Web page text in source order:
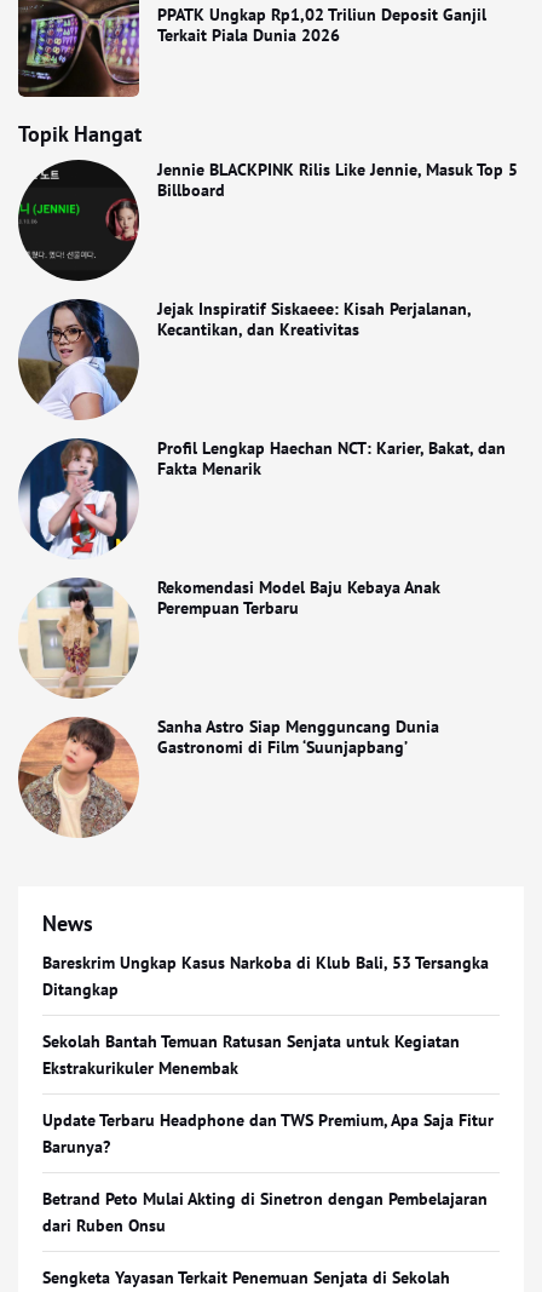
PPATK Ungkap Rp1,02 Triliun Deposit Ganjil
Terkait Piala Dunia 2026
Topik Hangat
Jennie BLACKPINK Rilis Like Jennie, Masuk Top 5
Billboard
Jejak Inspiratif Siskaeee: Kisah Perjalanan,
Kecantikan, dan Kreativitas
Profil Lengkap Haechan NCT: Karier, Bakat, dan
Fakta Menarik
Rekomendasi Model Baju Kebaya Anak
Perempuan Terbaru
Sanha Astro Siap Mengguncang Dunia
Gastronomi di Film ‘Suunjapbang’
News
Bareskrim Ungkap Kasus Narkoba di Klub Bali, 53 Tersangka
Ditangkap
Sekolah Bantah Temuan Ratusan Senjata untuk Kegiatan
Ekstrakurikuler Menembak
Update Terbaru Headphone dan TWS Premium, Apa Saja Fitur
Barunya?
Betrand Peto Mulai Akting di Sinetron dengan Pembelajaran
dari Ruben Onsu
Sengketa Yayasan Terkait Penemuan Senjata di Sekolah